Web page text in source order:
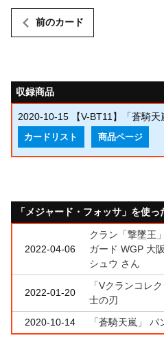
前のカード
収録商品
2020-10-15 【V-BT11】「蒼騎天
カードリスト 商品ページ
「メジャード・フォッサ」を使
2022-04-06
クラン「撃墜王
ガード WGP 大
シュウ さん
2022-01-20
「Vクランコレ
士の刃
2020-10-14
「蒼騎天嵐」